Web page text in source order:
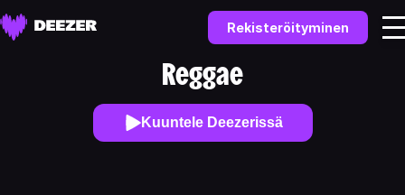
Rekisteröityminen
Reggae
Kuuntele Deezerissä